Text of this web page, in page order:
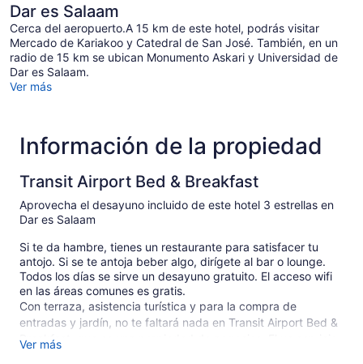
Dar es Salaam
Cerca del aeropuerto.A 15 km de este hotel, podrás visitar
Mercado de Kariakoo y Catedral de San José. También, en un
radio de 15 km se ubican Monumento Askari y Universidad de
Dar es Salaam.
Ver más
Información de la propiedad
Transit Airport Bed & Breakfast
Aprovecha el desayuno incluido de este hotel 3 estrellas en
Dar es Salaam
Si te da hambre, tienes un restaurante para satisfacer tu
antojo. Si se te antoja beber algo, dirígete al bar o lounge.
Todos los días se sirve un desayuno gratuito. El acceso wifi
en las áreas comunes es gratis.
Con terraza, asistencia turística y para la compra de
entradas y jardín, no te faltará nada en Transit Airport Bed &
Breakfast, que es una propiedad de negocios. El un servicio
Ver más